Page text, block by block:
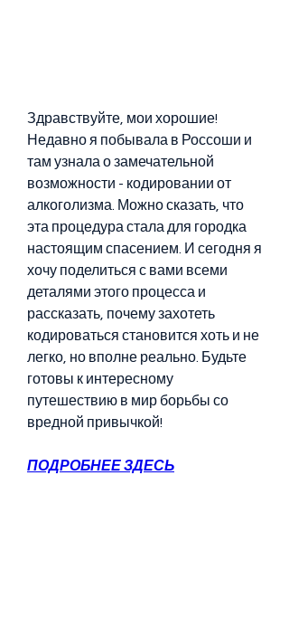
Здравствуйте, мои хорошие!
Недавно я побывала в Россоши и
там узнала о замечательной
возможности - кодировании от
алкоголизма. Можно сказать, что
эта процедура стала для городка
настоящим спасением. И сегодня я
хочу поделиться с вами всеми
деталями этого процесса и
рассказать, почему захотеть
кодироваться становится хоть и не
легко, но вполне реально. Будьте
готовы к интересному
путешествию в мир борьбы со
вредной привычкой!
ПОДРОБНЕЕ ЗДЕСЬ